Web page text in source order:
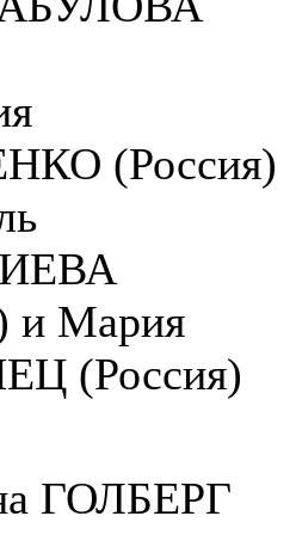
(Россия)
и Мария
(Россия)
ГОЛБЕРГ